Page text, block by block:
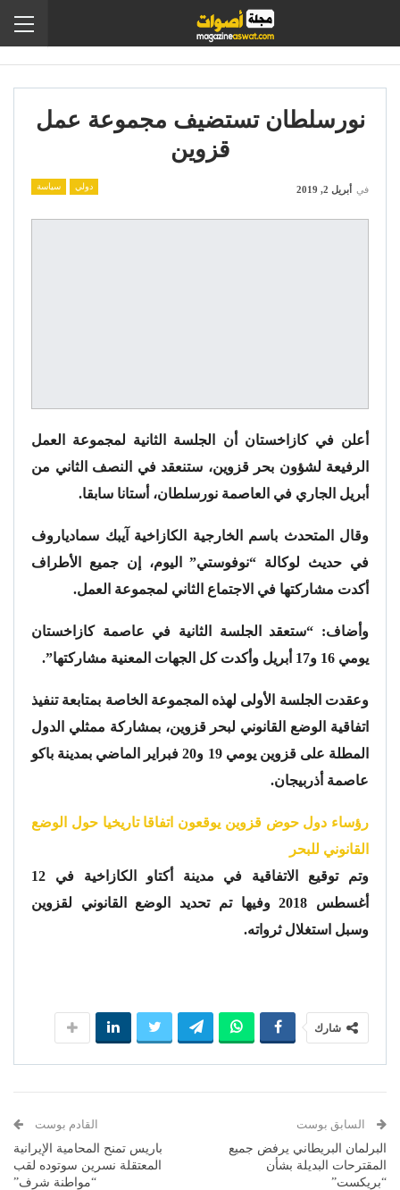
نورسلطان تستضيف مجموعة عمل
قزوين
دولي سياسة في أبريل 2, 2019
أعلن في كازاخستان أن الجلسة الثانية لمجموعة العمل
الرفيعة لشؤون بحر قزوين، ستنعقد في النصف الثاني من
أبريل الجاري في العاصمة نورسلطان، أستانا سابقا.
وقال المتحدث باسم الخارجية الكازاخية آيبك سمادياروف
في حديث لوكالة “نوفوستي” اليوم، إن جميع الأطراف
أكدت مشاركتها في الاجتماع الثاني لمجموعة العمل.
وأضاف: “ستعقد الجلسة الثانية في عاصمة كازاخستان
يومي 16 و17 أبريل وأكدت كل الجهات المعنية مشاركتها”.
وعقدت الجلسة الأولى لهذه المجموعة الخاصة بمتابعة تنفيذ
اتفاقية الوضع القانوني لبحر قزوين، بمشاركة ممثلي الدول
المطلة على قزوين يومي 19 و20 فبراير الماضي بمدينة باكو
عاصمة أذربيجان.
رؤساء دول حوض قزوين يوقعون اتفاقا تاريخيا حول الوضع
القانوني للبحر
وتم توقيع الاتفاقية في مدينة أكتاو الكازاخية في 12
أغسطس 2018 وفيها تم تحديد الوضع القانوني لقزوين
وسبل استغلال ثرواته.
شارك
السابق بوست
البرلمان البريطاني يرفض جميع
المقترحات البديلة بشأن
“بريكست”
القادم بوست
باريس تمنح المحامية الإيرانية
المعتقلة نسرين سوتوده لقب
“مواطنة شرف”